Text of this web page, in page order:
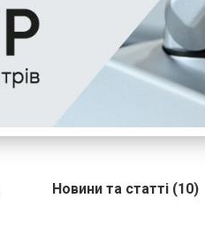
Новини та статті (10)